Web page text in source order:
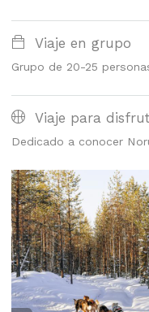
Viaje en grupo
Grupo de 20-25
Viaje para
Dedicado a conocer